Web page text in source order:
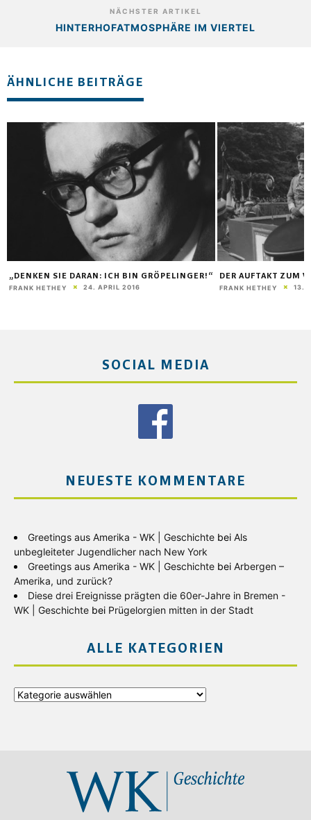
NÄCHSTER ARTIKEL
HINTERHOFATMOSPHÄRE IM VIERTEL
ÄHNLICHE BEITRÄGE
DER AUFTAKT ZUM VÖLKERMORD
FRANK HETHEY 13. AUGUST 2022
ALS „DIKTATOR“
PETER STROTMANN
SOCIAL MEDIA
NEUESTE KOMMENTARE
Greetings aus Amerika - WK | Geschichte bei Als
unbegleiteter Jugendlicher nach New York
Greetings aus Amerika - WK | Geschichte bei Arbergen –
Amerika, und zurück?
Diese drei Ereignisse prägten die 60er-Jahre in Bremen -
WK | Geschichte bei Prügelorgien mitten in der Stadt
ALLE KATEGORIEN
Alle